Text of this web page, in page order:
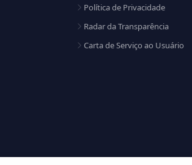
Política de Privacidade
Radar da Transparência
Carta de Serviço ao Usuário